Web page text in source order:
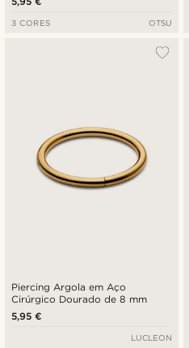
3 CORES OTSU
Piercing Argola em Aço
Cirúrgico Dourado de 8 mm
5,95 €
LUCLEON